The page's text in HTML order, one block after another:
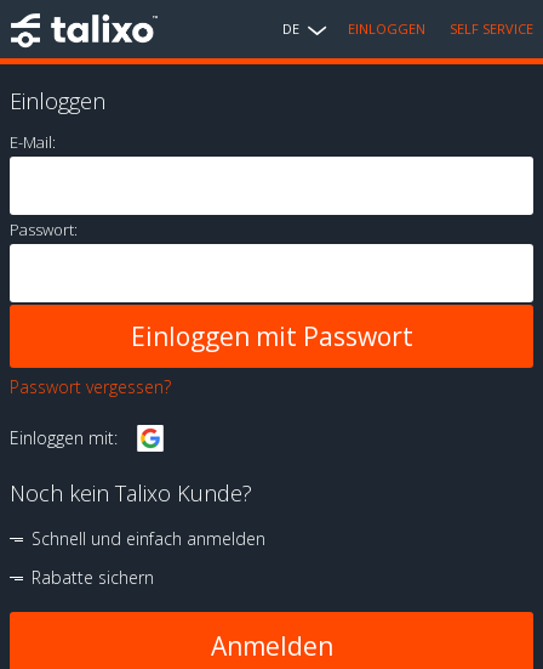
DE EINLOGGEN SELF SERVICE
Einloggen
E-Mail:
Passwort:
Passwort vergessen?
Einloggen mit:
Noch kein Talixo Kunde?
Schnell und einfach anmelden
Rabatte sichern
Anmelden